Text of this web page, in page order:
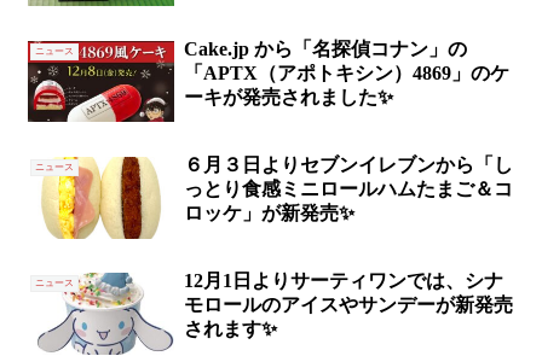
ニュース
Cake.jp から「名探偵コナン」の
「APTX（アポトキシン）4869」のケ
ーキが発売されました✨
ニュース
６月３日よりセブンイレブンから「し
っとり食感ミニロールハムたまご＆コ
ロッケ」が新発売✨
ニュース
12月1日よりサーティワンでは、シナ
モロールのアイスやサンデーが新発売
されます✨